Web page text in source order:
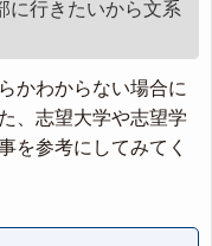
に行きたいから文系
かわからない場合に
、志望大学や志望学
を参考にしてみてく